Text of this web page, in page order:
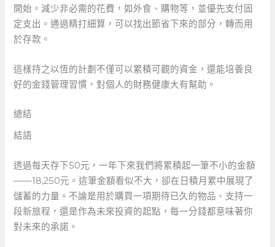
開始。減少非必需的花費，如外食、購物等，並優先支付固
定支出。通過精打細算，可以找出節省下來的部分，轉而用
於存款。
這樣持之以恆的計劃不僅可以累積可觀的資金，還能培養良
好的金錢管理習慣，對個人的財務健康大有幫助。
總結
結語
透過每天存下50元，一年下來我們將累積起一筆不小的金額
——18,250元。這筆金額看似不大，卻在日積月累中展現了
儲蓄的力量。不論是用於購買一項期待已久的物品、支持一
段新旅程，還是作為未來投資的起點，每一分錢都意味著你
對未來的承諾。